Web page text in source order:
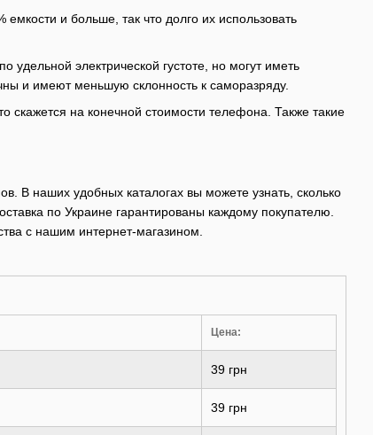
и больше, так что долго их использовать
электрической густоте, но могут иметь
и имеют меньшую склонность к саморазряду.
скажется на конечной стоимости телефона. Также такие
В наших удобных каталогах вы можете узнать, сколько
по Украине гарантированы каждому покупателю.
с нашим интернет-магазином.
Цена:
39 грн
39 грн